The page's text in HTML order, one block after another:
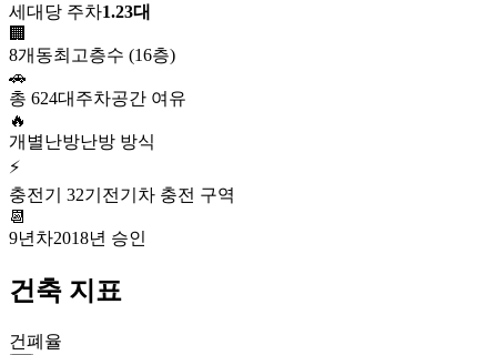
세대당 주차1.23대
🏢
8개동최고층수 (16층)
🚗
총 624대 주차공간 여유
🔥
개별난방난방 방식
⚡
충전기 32기 전기차 충전 구역
📆
9년차2018년 승인
건축 지표
건폐율